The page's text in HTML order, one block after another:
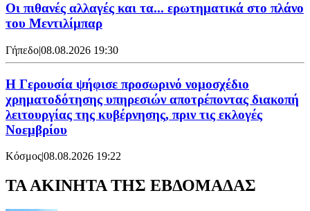
Οι πιθανές αλλαγές και τα... ερωτηματικά στο πλάνο
του Μεντιλίμπαρ
Γήπεδο|08.08.2026 19:30
Η Γερουσία ψήφισε προσωρινό νομοσχέδιο
χρηματοδότησης υπηρεσιών αποτρέποντας διακοπή
λειτουργίας της κυβέρνησης, πριν τις εκλογές
Νοεμβρίου
Κόσμος|08.08.2026 19:22
ΤΑ ΑΚΙΝΗΤΑ ΤΗΣ ΕΒΔΟΜΑΔΑΣ